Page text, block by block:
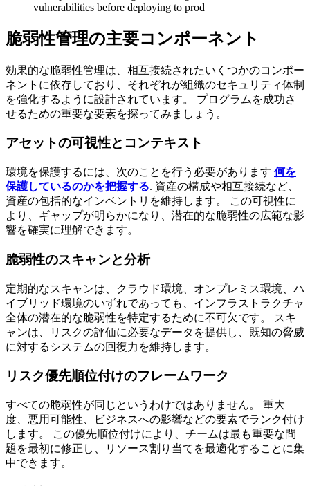
vulnerabilities before deploying to prod
脆弱性管理の主要コンポーネント
効果的な脆弱性管理は、相互接続されたいくつかのコンポー
ネントに依存しており、それぞれが組織のセキュリティ体制
を強化するように設計されています。 プログラムを成功さ
せるための重要な要素を探ってみましょう。
アセットの可視性とコンテキスト
環境を保護するには、次のことを行う必要があります 何を
保護しているのかを把握する. 資産の構成や相互接続など、
資産の包括的なインベントリを維持します。 この可視性に
より、ギャップが明らかになり、潜在的な脆弱性の広範な影
響を確実に理解できます。
脆弱性のスキャンと分析
定期的なスキャンは、クラウド環境、オンプレミス環境、ハ
イブリッド環境のいずれであっても、インフラストラクチャ
全体の潜在的な脆弱性を特定するために不可欠です。 スキ
ャンは、リスクの評価に必要なデータを提供し、既知の脅威
に対するシステムの回復力を維持します。
リスク優先順位付けのフレームワーク
すべての脆弱性が同じというわけではありません。 重大
度、悪用可能性、ビジネスへの影響などの要素でランク付け
します。 この優先順位付けにより、チームは最も重要な問
題を最初に修正し、リソース割り当てを最適化することに集
中できます。